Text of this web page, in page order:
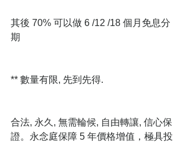
其後 70% 可以做 6 /12 /18 個月免息分
期
** 數量有限, 先到先得.
合法, 永久, 無需輪候, 自由轉讓, 信心保
證。永念庭保障 5 年價格增值，極具投